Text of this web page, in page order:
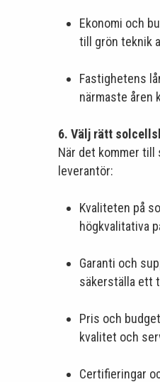
Ekonomi och
till grön teknik
Fastighetens
närmaste åren
6. Välj rätt
När det kommer
leverantör:
Kvaliteten på
högkvalitativa
Garanti och
säkerställa ett
Pris och
kvalitet och
Certifieringar